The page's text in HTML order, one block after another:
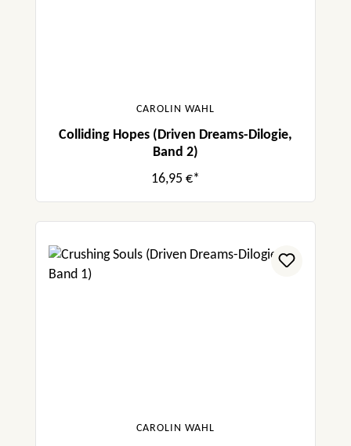
CAROLIN WAHL
Colliding Hopes (Driven Dreams-Dilogie,
Band 2)
16,95 €*
CAROLIN WAHL